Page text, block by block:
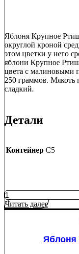
Яблоня Крупное
округлой кроной
этом цветки у него
яблони Крупное
цвета с малиновыми
250 граммов. Мякоть
сладкий.
Детали
Контейнер C5
Количество
товара
Яблоня
Читать далее
Яблоня